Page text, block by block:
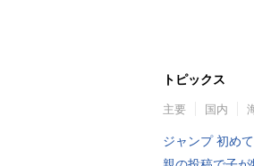
トピックス
主要 国内
ジャンプ 初め